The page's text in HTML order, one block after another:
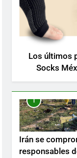
Los últimos
Socks
1
Irán se
responsables